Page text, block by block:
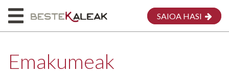
SAIOA HASI
Emakumeak